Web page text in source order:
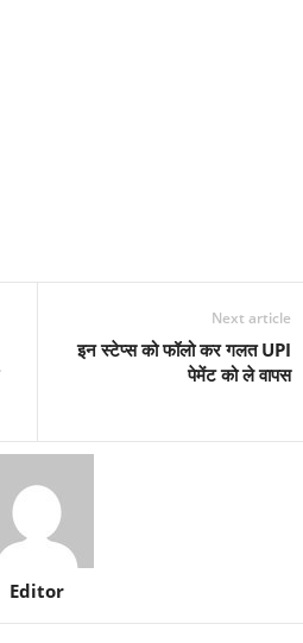
Next article
इन स्टेप्स को फॉलो कर गलत UPI
पेमेंट को ले वापस
Editor